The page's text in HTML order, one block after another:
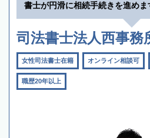
書士が円滑に相続手続きを進めま
司法書士法人西事務
女性司法書士在籍 オンライン相談可
職歴20年以上